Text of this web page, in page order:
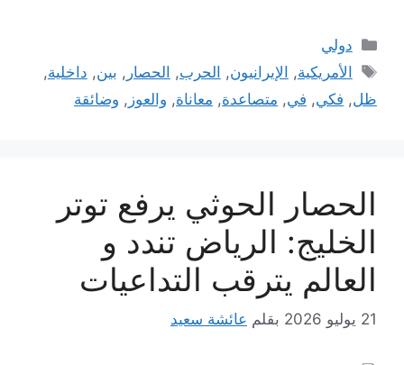
التصنيفات
دولي
الوسوم
الأمريكية, الإيرانيون, الحرب, الحصار , بين, داخلية,
ظل, فكي, في, متصاعدة, معاناة, والعوز , وضائقة
الحصار الحوثي يرفع توتر
الخليج: الرياض تندد و
العالم يترقب التداعيات
21 يوليو 2026 بقلم عائشة سعيد